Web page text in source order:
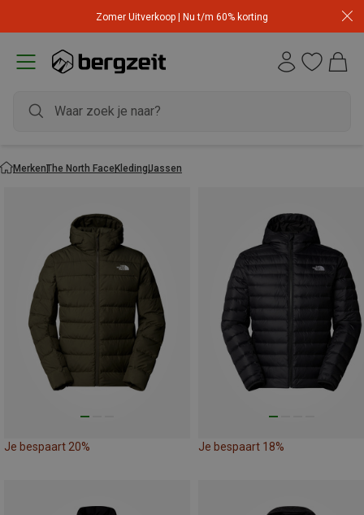
Zomer Uitverkoop | Nu t/m 60% korting
MerkenThe North FaceKledingJassen
Je bespaart 20% Je bespaart 18%